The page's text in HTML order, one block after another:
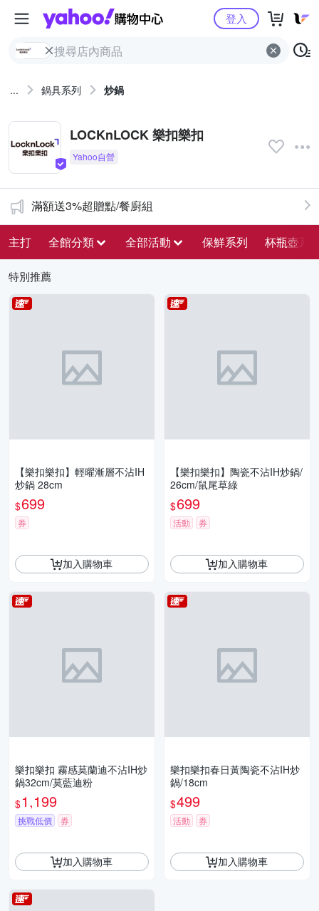
Yahoo購物中心
登入
... 鍋具系列 炒鍋
LOCKnLOCK 樂扣樂扣
滿額送3%超贈點/餐廚組
主打 全館分類 全部活動 保鮮系列 杯瓶壺系
特別推薦
【樂扣樂扣】輕曜漸層不沾IH
炒鍋 28cm
$699
券
加入購物車
【樂扣樂扣】陶瓷不沾IH炒鍋/
26cm/鼠尾草綠
$699
活動 券
加入購物車
樂扣樂扣 霧感莫蘭迪不沾IH炒
鍋32cm/莫藍迪粉
$1,199
挑戰低價 券
加入購物車
樂扣樂扣春日黃陶瓷不沾IH炒
鍋/18cm
$499
活動 券
加入購物車